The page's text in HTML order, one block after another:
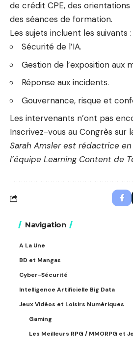
de crédit CPE, des
des séances de formation.
Les sujets incluent les suivants :
Sécurité de l’IA.
Gestion de l’exposition aux
Réponse aux incidents.
Gouvernance, risque et
Les intervenants n’ont pas
Inscrivez-vous au Congrès sur
Sarah Amsler est rédactrice
l’équipe Learning Content de
Navigation
A La Une
BD et Mangas
Cyber-Sécurité
Intelligence Artificielle Big Data
Jeux Vidéos et Loisirs Numériques
Gaming
Les Meilleurs RPG / MMORPG et